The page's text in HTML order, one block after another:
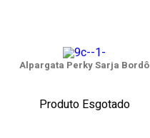
Alpargata Perky Sarja Bordô
Produto Esgotado